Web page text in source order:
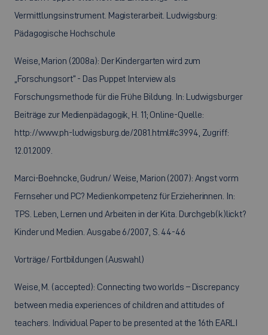
Vermittlungsinstrument. Magisterarbeit. Ludwigsburg:
Pädagogische Hochschule
Weise, Marion (2008a): Der Kindergarten wird zum
„Forschungsort“ - Das Puppet Interview als
Forschungsmethode für die Frühe Bildung. In: Ludwigsburger
Beiträge zur Medienpädagogik, H. 11; Online-Quelle:
http://www.ph-ludwigsburg.de/2081.html#c3994, Zugriff:
12.01.2009.
Marci-Boehncke, Gudrun/ Weise, Marion (2007): Angst vorm
Fernseher und PC? Medienkompetenz für Erzieherinnen. In:
TPS. Leben, Lernen und Arbeiten in der Kita. Durchgeb(k)lickt?
Kinder und Medien. Ausgabe 6/2007, S. 44-46
Vorträge/ Fortbildungen (Auswahl)
Weise, M. (accepted): Connecting two worlds – Discrepancy
between media experiences of children and attitudes of
teachers. Individual Paper to be presented at the 16th EARLI